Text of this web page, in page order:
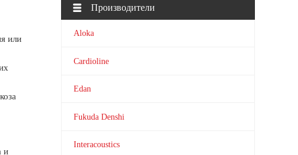
или
и
Производители
Aloka
Cardioline
Edan
Fukuda Denshi
Interacoustics